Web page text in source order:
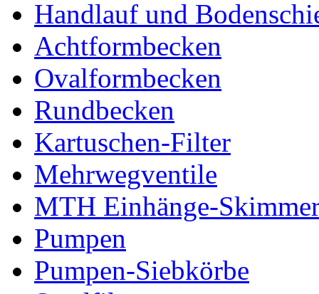
Handlauf und
Achtformbecken
Ovalformbecken
Rundbecken
Kartuschen-Filter
Mehrwegventile
MTH Einhänge-
Pumpen
Pumpen-Siebkörbe